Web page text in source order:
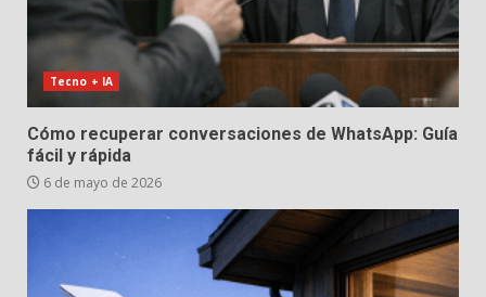
Tecno + IA
Cómo recuperar conversaciones de WhatsApp: Guía
fácil y rápida
6 de mayo de 2026